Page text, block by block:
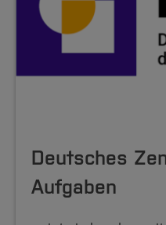
Deutsches
Aufgaben